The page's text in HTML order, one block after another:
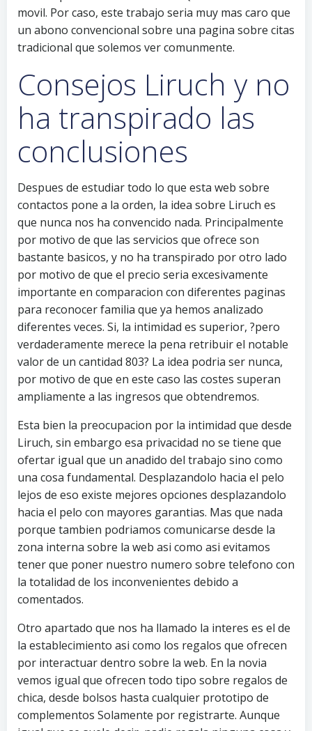
movil. Por caso, este trabajo seri­a muy mas caro que
un abono convencional sobre una pagina sobre citas
tradicional que solemos ver comunmente.
Consejos Liruch y no
ha transpirado las
conclusiones
Despues de estudiar todo lo que esta web sobre
contactos pone a la orden, la idea sobre Liruch es
que nunca nos ha convencido nada. Principalmente
por motivo de que las servicios que ofrece son
bastante basicos, y no ha transpirado por otro lado
por motivo de que el precio seri­a excesivamente
importante en comparacion con diferentes paginas
para reconocer familia que ya hemos analizado
diferentes veces. Si, la intimidad es superior, ?pero
verdaderamente merece la pena retribuir el notable
valor de un cantidad 803? La idea podri­a ser nunca,
por motivo de que en este caso las costes superan
ampliamente a las ingresos que obtendremos.
Esta bien la preocupacion por la intimidad que desde
Liruch, sin embargo esa privacidad no se tiene que
ofertar igual que un anadido del trabajo sino como
una cosa fundamental. Desplazandolo hacia el pelo
lejos de eso existe mejores opciones desplazandolo
hacia el pelo con mayores garantias. Mas que nada
porque tambien podri­amos comunicarse desde la
zona interna sobre la web asi­ como asi evitamos
tener que poner nuestro numero sobre telefono con
la totalidad de los inconvenientes debido a
comentados.
Otro apartado que nos ha llamado la interes es el de
la establecimiento asi­ como los regalos que ofrecen
por interactuar dentro sobre la web. En la novia
vemos igual que ofrecen todo tipo sobre regalos de
chica, desde bolsos hasta cualquier prototipo de
complementos Solamente por registrarte. Aunque